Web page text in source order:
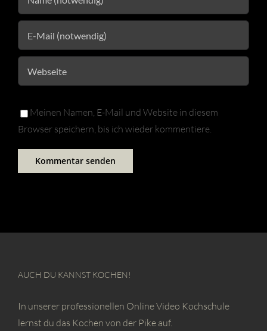
Meinen Namen, E-Mail und Website in diesem
Browser speichern, bis ich wieder kommentiere.
AUCH DU KANNST KOCHEN!
In unserer professionellen Online Video Kochschule
lernst du das Kochen von der Pike auf.